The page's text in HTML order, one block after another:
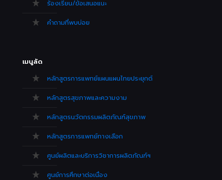
ร้องเรียน/ข้อเสนอแนะ
คำถามที่พบบ่อย
เมนูลัด
หลักสูตรการแพทย์แผนแผนไทยประยุกต์
หลักสูตรสุขภาพและความงาม
หลักสูตรนวัตกรรมผลิตภัณฑ์สุขภาพ
หลักสูตรการแพทย์ทางเลือก
ศูนย์ผลิตและบริการวิชาการผลิตภัณฑ์ฯ
ศูนย์การศึกษาต่อเนื่อง